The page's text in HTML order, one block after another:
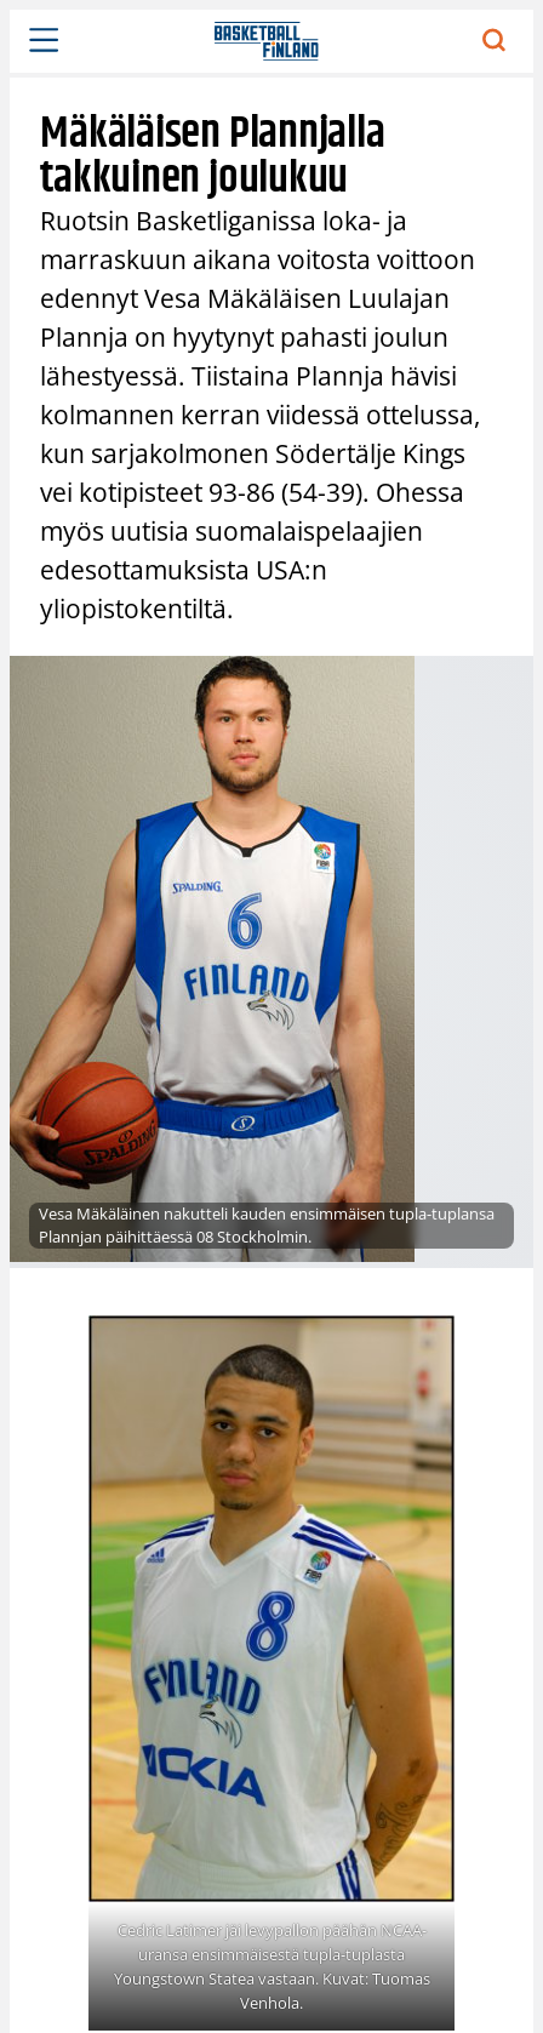
Siirry
sisältöön
Mäkäläisen Plannjalla
takkuinen joulukuu
Ruotsin Basketliganissa loka- ja
marraskuun aikana voitosta voittoon
edennyt Vesa Mäkäläisen Luulajan
Plannja on hyytynyt pahasti joulun
lähestyessä. Tiistaina Plannja hävisi
kolmannen kerran viidessä ottelussa,
kun sarjakolmonen Södertälje Kings
vei kotipisteet 93-86 (54-39). Ohessa
myös uutisia suomalaispelaajien
edesottamuksista USA:n
yliopistokentiltä.
Vesa Mäkäläinen nakutteli kauden ensimmäisen tupla-tuplansa
Plannjan päihittäessä 08 Stockholmin.
Cedric Latimer jäi levypallon päähän NCAA-
uransa ensimmäisestä tupla-tuplasta
Youngstown Statea vastaan. Kuvat: Tuomas
Venhola.